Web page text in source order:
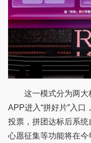
这一模式分为两大
APP进入“拼好片”入
投票，拼团达标后系统
心愿征集等功能将在